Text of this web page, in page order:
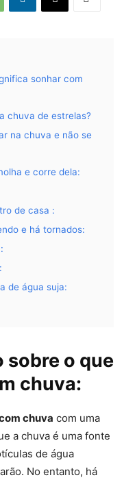
sonhar com
chuva de estrelas?
na chuva e não se
e corre dela:
de casa :
e há tornados:
de água suja:
sobre o que
chuva:
chuva com uma
a chuva é uma fonte
de água
No entanto, há